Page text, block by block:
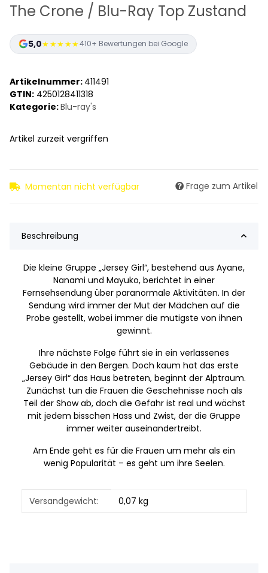
The Crone / Blu-Ray Top Zustand
5,0★★★★★410+ Bewertungen bei Google
Artikelnummer: 411491
GTIN: 4250128411318
Kategorie:Blu-ray's
Artikel zurzeit vergriffen
Momentan nicht verfügbar Frage zum Artikel
Beschreibung
Die kleine Gruppe „Jersey Girl“, bestehend aus Ayane,
Nanami und Mayuko, berichtet in einer
Fernsehsendung über paranormale Aktivitäten. In der
Sendung wird immer der Mut der Mädchen auf die
Probe gestellt, wobei immer die mutigste von ihnen
gewinnt.
Ihre nächste Folge führt sie in ein verlassenes
Gebäude in den Bergen. Doch kaum hat das erste
„Jersey Girl“ das Haus betreten, beginnt der Alptraum.
Zunächst tun die Frauen die Geschehnisse noch als
Teil der Show ab, doch die Gefahr ist real und wächst
mit jedem bisschen Hass und Zwist, der die Gruppe
immer weiter auseinandertreibt.
Am Ende geht es für die Frauen um mehr als ein
wenig Popularität – es geht um ihre Seelen.
Produkteigenschaft
Wert
Versandgewicht: 0,07 kg